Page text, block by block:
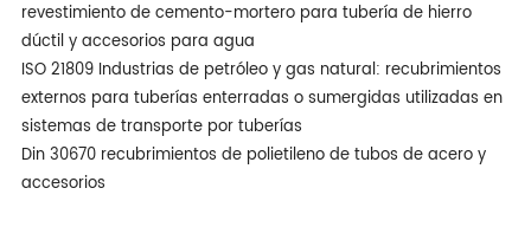
revestimiento de cemento-mortero para tubería de hierro
dúctil y accesorios para agua
ISO 21809 Industrias de petróleo y gas natural: recubrimientos
externos para tuberías enterradas o sumergidas utilizadas en
sistemas de transporte por tuberías
Din 30670 recubrimientos de polietileno de tubos de acero y
accesorios